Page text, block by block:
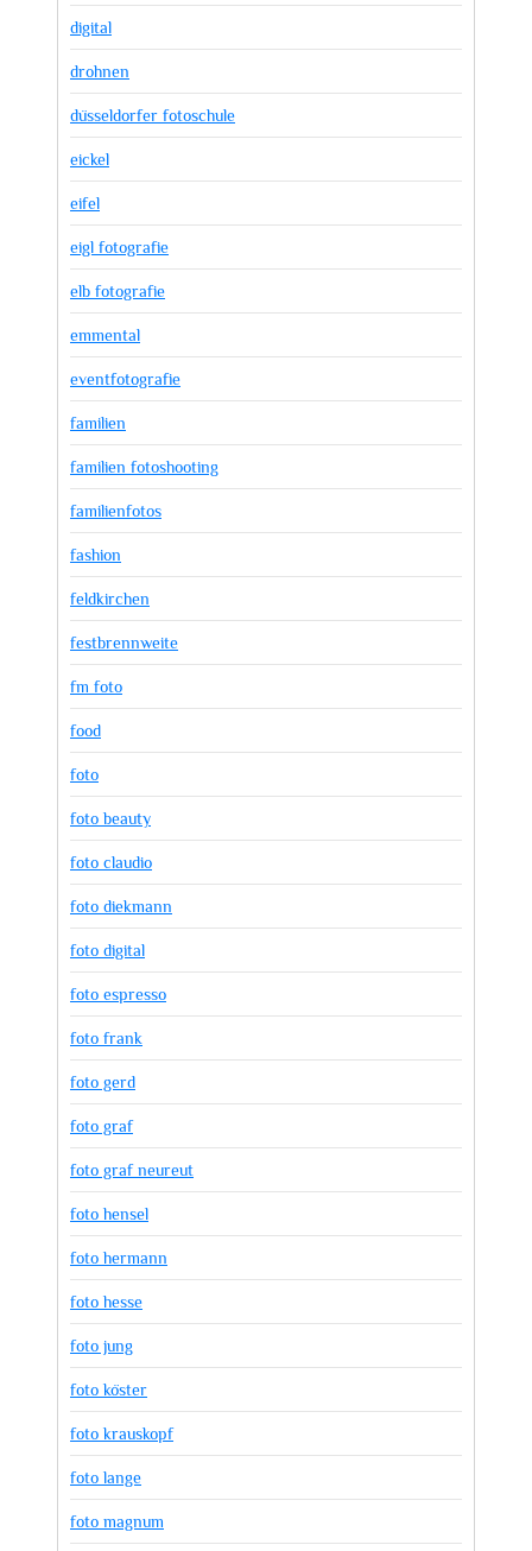
digital
drohnen
düsseldorfer fotoschule
eickel
eifel
eigl fotografie
elb fotografie
emmental
eventfotografie
familien
familien fotoshooting
familienfotos
fashion
feldkirchen
festbrennweite
fm foto
food
foto
foto beauty
foto claudio
foto diekmann
foto digital
foto espresso
foto frank
foto gerd
foto graf
foto graf neureut
foto hensel
foto hermann
foto hesse
foto jung
foto köster
foto krauskopf
foto lange
foto magnum